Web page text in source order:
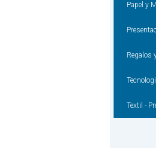
Papel y
Regalos
Textil -